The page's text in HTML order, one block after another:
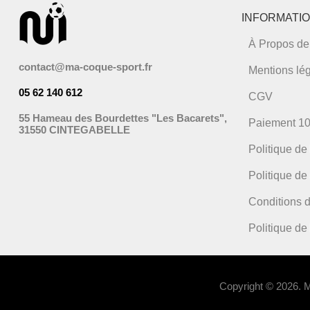
contact@ma-coque-sport.fr
05 62 140 612
55 Hameau des Bourdettes "Les Bacarets",
31550 CINTEGABELLE
À Propos
Mentions
CGV
Paiement
Politique
Politique
Conditions
Politique
Copyright © 2026.